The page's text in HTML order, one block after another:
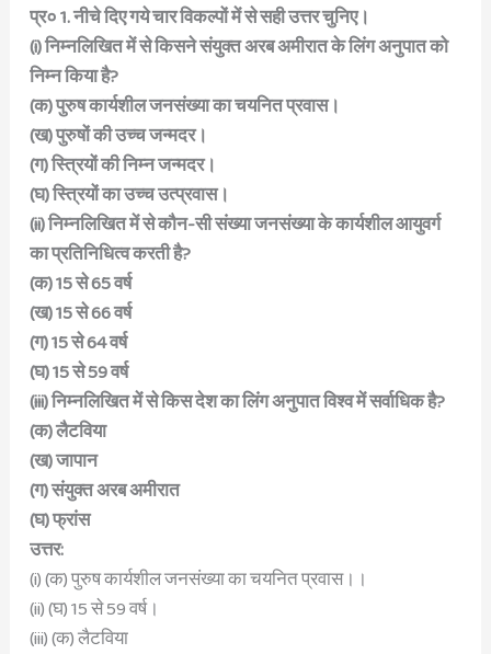
प्र० 1. नीचे दिए गये चार विकल्पों में से सही उत्तर चुनिए।
(i) निम्नलिखित में से किसने संयुक्त अरब अमीरात के लिंग अनुपात को
निम्न किया है?
(क) पुरुष कार्यशील जनसंख्या का चयनित प्रवास।
(ख) पुरुषों की उच्च जन्मदर।
(ग) स्त्रियों की निम्न जन्मदर।
(घ) स्त्रियों का उच्च उत्प्रवास।
(ii) निम्नलिखित में से कौन-सी संख्या जनसंख्या के कार्यशील आयुवर्ग
का प्रतिनिधित्व करती है?
(क) 15 से 65 वर्ष
(ख) 15 से 66 वर्ष
(ग) 15 से 64 वर्ष
(घ) 15 से 59 वर्ष
(iii) निम्नलिखित में से किस देश का लिंग अनुपात विश्व में सर्वाधिक है?
(क) लैटविया
(ख) जापान
(ग) संयुक्त अरब अमीरात
(घ) फ्रांस
उत्तर:
(i) (क) पुरुष कार्यशील जनसंख्या का चयनित प्रवास।।
(ii) (घ) 15 से 59 वर्ष।
(iii) (क) लैटविया